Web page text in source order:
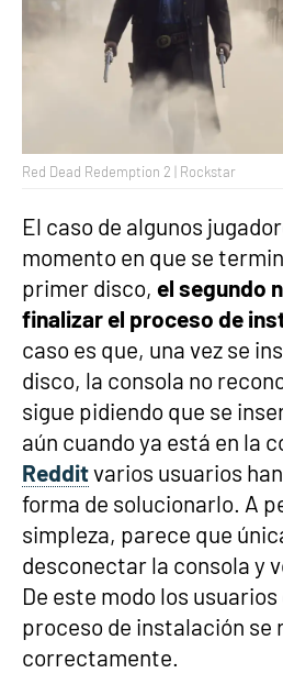
Red Dead Redemption 2 | Rockstar
El caso de algunos
momento en que se
primer disco, el segundo
finalizar el proceso de
caso es que, una vez se
disco, la consola no
sigue pidiendo que se
aún cuando ya está en la
Redditvarios usuarios
forma de solucionarlo. A
simpleza, parece que
desconectar la consola y
De este modo los
proceso de instalación se
correctamente.